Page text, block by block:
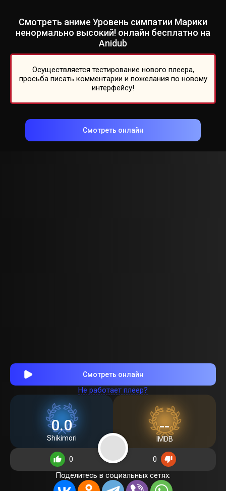
Смотреть аниме Уровень симпатии Марики
ненормально высокий! онлайн бесплатно на
Anidub
Осуществляется тестирование нового плеера,
просьба писать комментарии и пожелания по новому
интерфейсу!
Смотреть онлайн
Смотреть онлайн
Не работает плеер?
0.0
Shikimori
--
IMDB
0
0
Поделитесь в социальных сетях: